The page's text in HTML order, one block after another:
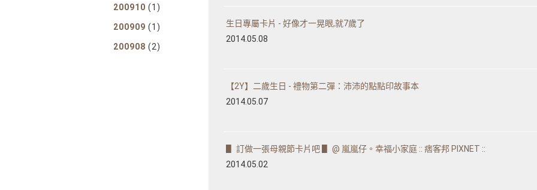
200910 (1)
200909 (1)
200908 (2)
生日專屬卡片 - 好像才一晃眼,就7歲了
2014.05.08
【2Y】二歲生日 - 禮物第二彈：沛沛的點點印故事本
2014.05.07
▋ 訂做一張母親節卡片吧 ▋ @ 嵐嵐仔。幸福小家庭 :: 痞客邦 PIXNET ::
2014.05.02